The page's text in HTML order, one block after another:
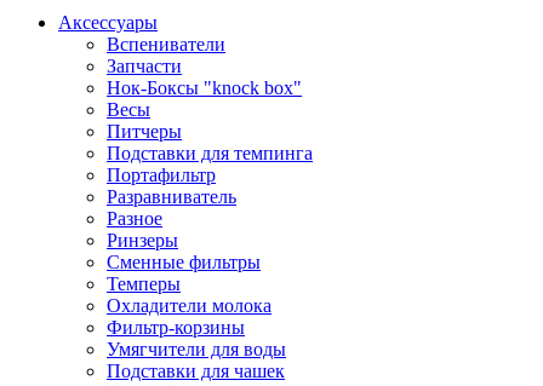
Аксессуары
Вспениватели
Запчасти
Нок-Боксы "knock box"
Весы
Питчеры
Подставки для темпинга
Портафильтр
Разравниватель
Разное
Ринзеры
Сменные фильтры
Темперы
Охладители молока
Фильтр-корзины
Умягчители для воды
Подставки для чашек